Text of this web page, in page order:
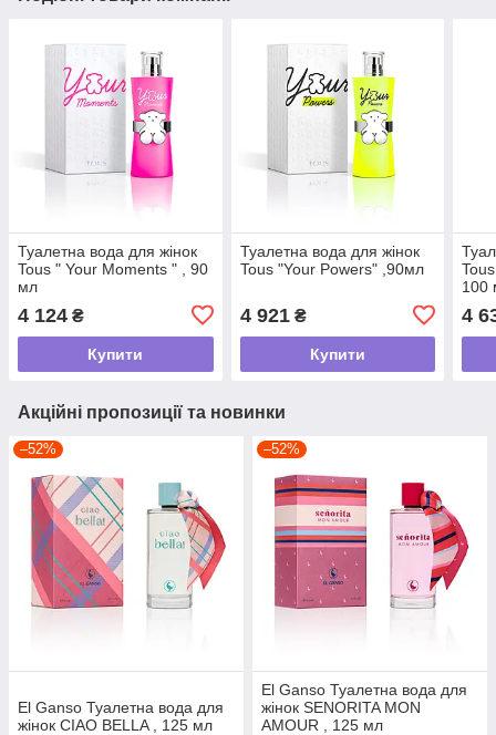
Туалетна вода для жінок
Tous " Your Moments " , 90
мл
4 124 ₴
Купити
Туалетна вода для жінок
Tous "Your Powers" ,90мл
4 921₴
Купити
100
4
Акційні пропозиції та новинки
–52%
El Ganso Туалетна вода для
жінок CIAO BELLA , 125 мл
–52%
El Ganso Туалетна вода для
жінок SENORITA MON
AMOUR , 125 мл